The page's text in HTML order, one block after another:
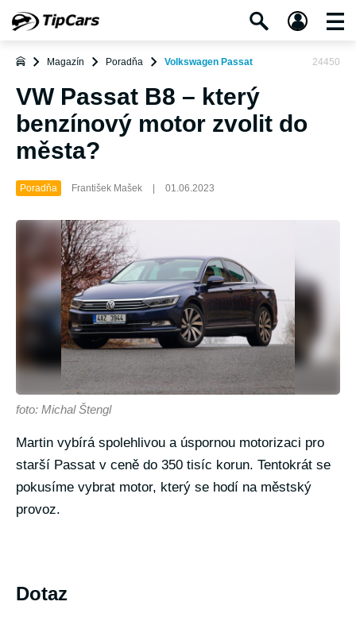
Magazín Poradňa Volkswagen Passat 24450
VW Passat B8 – který
benzínový motor zvolit do
města?
Poradňa František Mašek 01.06.2023
foto: Michal Štengl
Martin vybírá spolehlivou a úspornou motorizaci pro
starší Passat v ceně do 350 tisíc korun. Tentokrát se
pokusíme vybrat motor, který se hodí na městský
provoz.
Dotaz